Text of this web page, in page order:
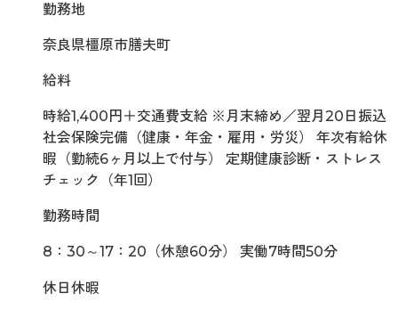
勤務地
奈良県橿原市膳夫町
給料
時給1,400円＋交通費支給 ※月末締め／翌月20日振込
社会保険完備（健康・年金・雇用・労災） 年次有給休
暇（勤続6ヶ月以上で付与） 定期健康診断・ストレス
チェック（年1回）
勤務時間
8：30～17：20（休憩60分） 実働7時間50分
休日休暇